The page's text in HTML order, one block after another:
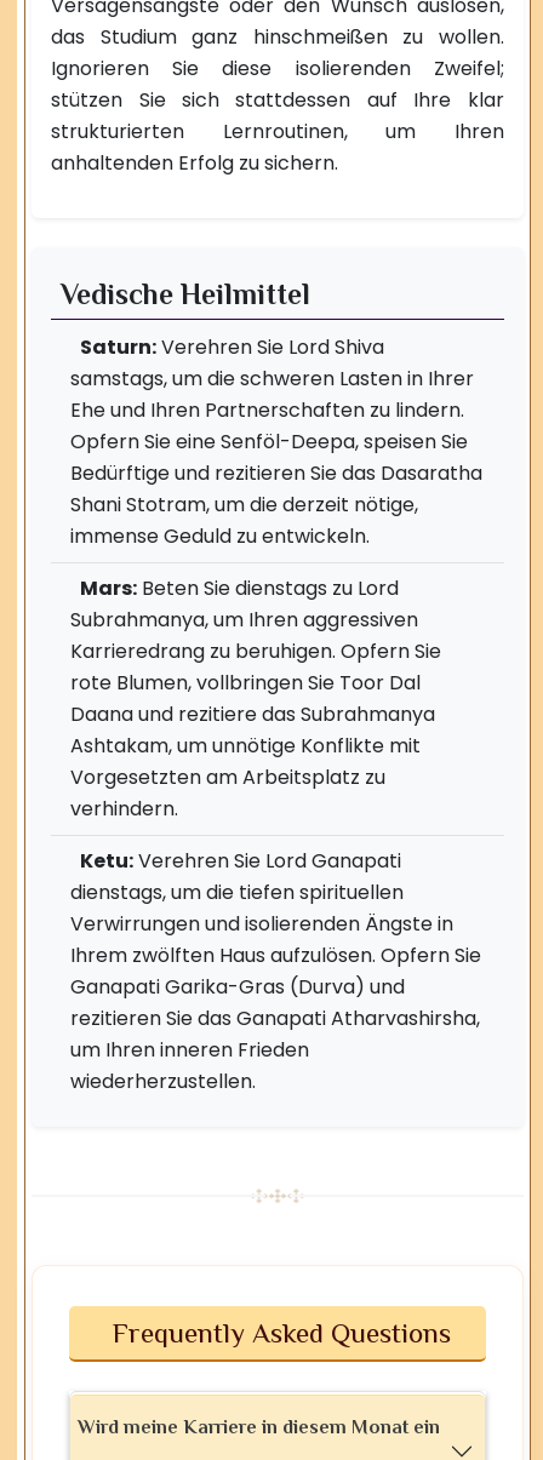
Versagensängste oder den Wunsch auslösen,
das Studium ganz hinschmeißen zu wollen.
Ignorieren Sie diese isolierenden Zweifel;
stützen Sie sich stattdessen auf Ihre klar
strukturierten Lernroutinen, um Ihren
anhaltenden Erfolg zu sichern.
Vedische Heilmittel
Saturn:Verehren Sie Lord Shiva
samstags, um die schweren Lasten in Ihrer
Ehe und Ihren Partnerschaften zu lindern.
Opfern Sie eine Senföl-Deepa, speisen Sie
Bedürftige und rezitieren Sie das Dasaratha
Shani Stotram, um die derzeit nötige,
immense Geduld zu entwickeln.
Mars: Beten Sie dienstags zu Lord
Subrahmanya, um Ihren aggressiven
Karrieredrang zu beruhigen. Opfern Sie
rote Blumen, vollbringen Sie Toor Dal
Daana und rezitiere das Subrahmanya
Ashtakam, um unnötige Konflikte mit
Vorgesetzten am Arbeitsplatz zu
verhindern.
Ketu:Verehren Sie Lord Ganapati
dienstags, um die tiefen spirituellen
Verwirrungen und isolierenden Ängste in
Ihrem zwölften Haus aufzulösen. Opfern Sie
Ganapati Garika-Gras (Durva) und
rezitieren Sie das Ganapati Atharvashirsha,
um Ihren inneren Frieden
wiederherzustellen.
Frequently Asked Questions
Wird meine Karriere in diesem Monat ein